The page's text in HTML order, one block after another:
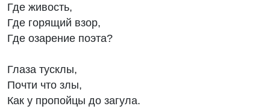
Где живость,
Где горящий взор,
Где озарение поэта?
Глаза тусклы,
Почти что злы,
Как у пропойцы до загула.